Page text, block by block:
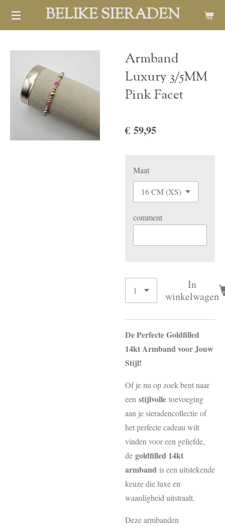
Ga
hoofdinhoud
BELIKE SIERADEN
Armband
Luxury 3/5MM
Pink Facet
€ 59,95
Maat
comment
In
winkelwagen
De Perfecte Goldfilled
14kt Armband voor Jouw
Stijl!
Of je nu op zoek bent naar
een stijlvolle toevoeging
aan je sieradencollectie of
het perfecte cadeau wilt
vinden voor een geliefde,
de goldfilled 14kt
armband is een uitstekende
keuze die luxe en
waardigheid uitstraalt.
Deze armbanden